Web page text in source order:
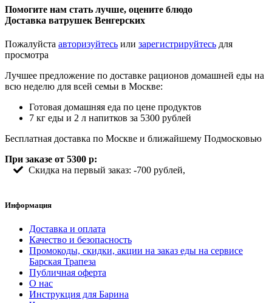
Помогите нам стать лучше, оцените блюдо
Доставка ватрушек Венгерских
Пожалуйста авторизуйтесь или зарегистрируйтесь для
просмотра
Лучшее предложение по доставке рационов домашней еды на
всю неделю для всей семьи в Москве:
Готовая домашняя еда по цене продуктов
7 кг еды и 2 л напитков за 5300 рублей
Бесплатная доставка по Москве и ближайшему Подмосковью
При заказе от 5300 р:
Скидка на первый заказ: -700 рублей,
Информация
Доставка и оплата
Качество и безопасность
Промокоды, скидки, акции на заказ еды на сервисе
Барская Трапеза
Публичная оферта
О нас
Инструкция для Барина